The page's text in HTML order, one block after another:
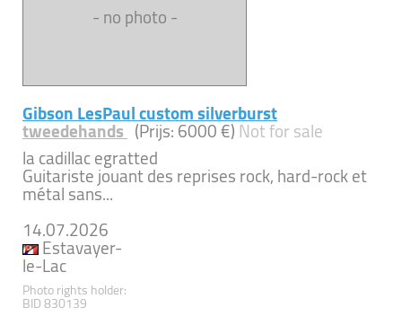
- no photo -
Gibson LesPaul custom silverburst
tweedehands(Prijs: 6000 €)Not for sale
la cadillac egratted
Guitariste jouant des reprises rock, hard-rock et
métal sans...
14.07.2026
Estavayer-
le-Lac
Photo rights holder:
BID 830139